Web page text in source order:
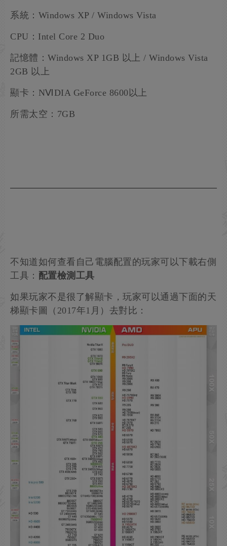
系統：Windows XP / Windows Vista
CPU：Intel Core 2 Duo
記憶體：Windows XP 1GB 以上 / Windows Vista
2GB 以上
顯卡：NⅥDIA GeForce 8600以上
所需太空：7GB
不知道如何查看自己電腦配置的玩家可以下載右側
工具： 配置檢測工具
如果玩家不是很了解顯卡，玩家可以通過下面的天
梯顯卡圖（2017年1月）去對比：